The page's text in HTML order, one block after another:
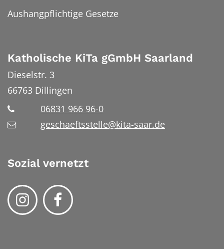
Aushangpflichtige Gesetze
Katholische KiTa gGmbH Saarland
Dieselstr. 3
66763 Dillingen
06831 966 96-0
geschaeftsstelle@kita-saar.de
Sozial vernetzt